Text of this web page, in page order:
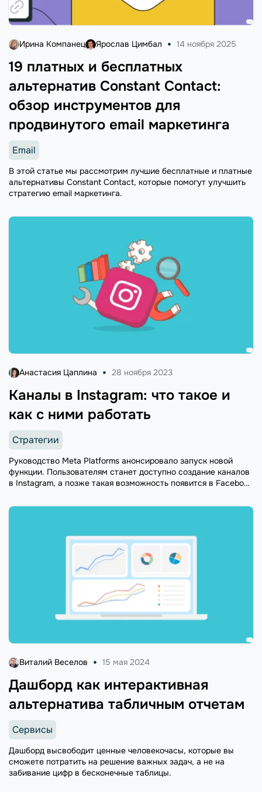
19 платных и бесплатных
альтернатив Constant Contact:
обзор инструментов для
продвинутого email маркетинга
Ирина Компанец Ярослав Цимбал 14 ноября 2025
Email
В этой статье мы рассмотрим лучшие бесплатные и платные
альтернативы Constant Contact, которые помогут улучшить
стратегию email маркетинга.
Каналы в Instagram: что такое и
как с ними работать
Анастасия Цаплина 28 ноября 2023
Стратегии
Руководство Meta Platforms анонсировало запуск новой
функции. Пользователям станет доступно создание каналов
в Instagram, а позже такая возможность появится в Facebook
него польза авторам блогов и владельцам бизнеса —
Дашборд как интерактивная
альтернатива табличным отчетам
Виталий Веселов 15 мая 2024
Сервисы
Дашборд высвободит ценные человекочасы, которые вы
сможете потратить на решение важных задач, а не на
забивание цифр в бесконечные таблицы.